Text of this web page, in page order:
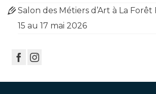
Salon des Métiers d’Art à La
15 au 17 mai 2026